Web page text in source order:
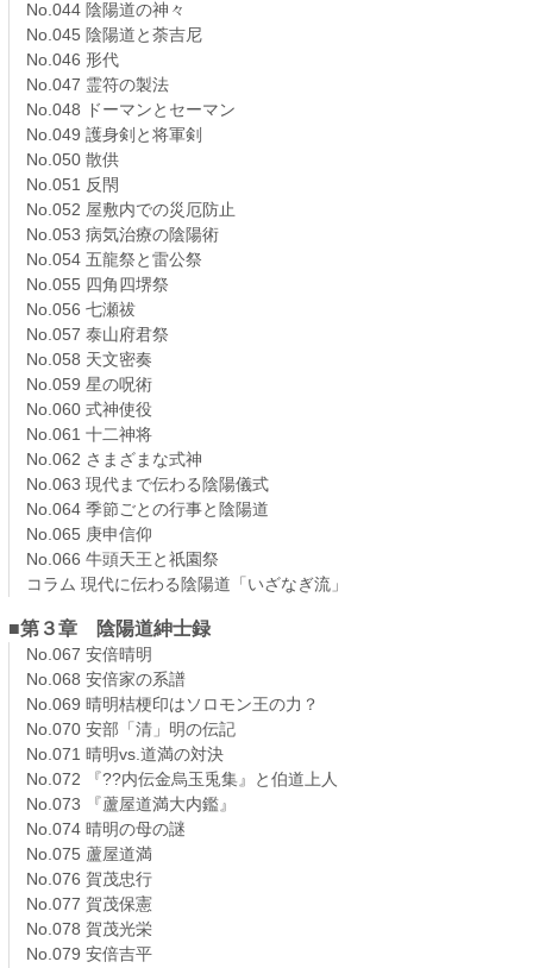
No.044 陰陽道の神々
No.045 陰陽道と荼吉尼
No.046 形代
No.047 霊符の製法
No.048 ドーマンとセーマン
No.049 護身剣と将軍剣
No.050 散供
No.051 反閇
No.052 屋敷内での災厄防止
No.053 病気治療の陰陽術
No.054 五龍祭と雷公祭
No.055 四角四堺祭
No.056 七瀬祓
No.057 泰山府君祭
No.058 天文密奏
No.059 星の呪術
No.060 式神使役
No.061 十二神将
No.062 さまざまな式神
No.063 現代まで伝わる陰陽儀式
No.064 季節ごとの行事と陰陽道
No.065 庚申信仰
No.066 牛頭天王と祇園祭
コラム 現代に伝わる陰陽道「いざなぎ流」
■第３章 陰陽道紳士録
No.067 安倍晴明
No.068 安倍家の系譜
No.069 晴明桔梗印はソロモン王の力？
No.070 安部「清」明の伝記
No.071 晴明vs.道満の対決
No.072 『??内伝金烏玉兎集』と伯道上人
No.073 『蘆屋道満大内鑑』
No.074 晴明の母の謎
No.075 蘆屋道満
No.076 賀茂忠行
No.077 賀茂保憲
No.078 賀茂光栄
No.079 安倍吉平